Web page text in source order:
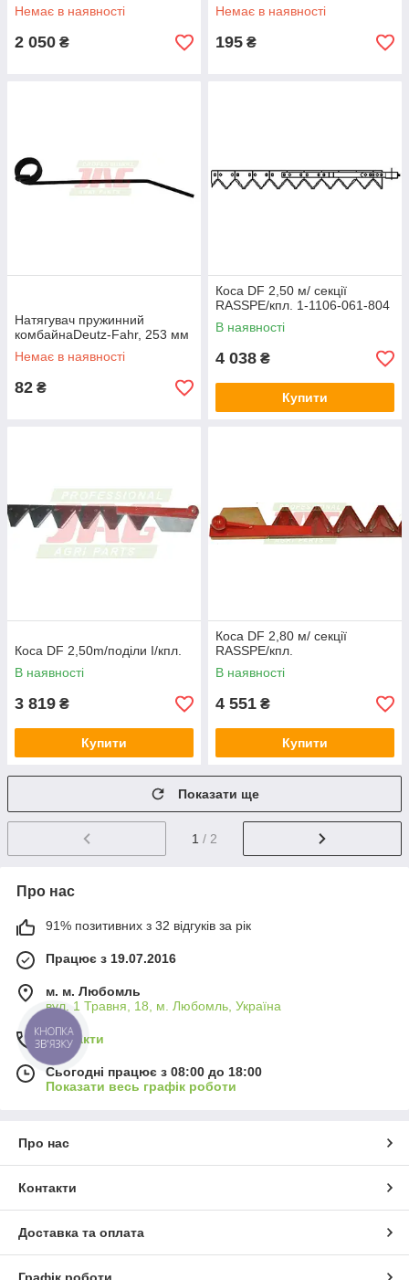
Немає в наявності
2 050 ₴
Немає в наявності
195 ₴
Натягувач пружинний
комбайнаDeutz-Fahr, 253 мм
Немає в наявності
82 ₴
Коса DF 2,50 м/ секції
RASSPE/кпл. 1-1106-061-804
В наявності
4 038 ₴
Купити
Коса DF 2,50m/поділи I/кпл.
В наявності
3 819 ₴
Купити
Коса DF 2,80 м/ секції
RASSPE/кпл.
В наявності
4 551 ₴
Купити
Показати ще
1 / 2
Про нас
91% позитивних з 32 відгуків за рік
Працює з 19.07.2016
м. м. Любомль
вул. 1 Травня, 18, м. Любомль, Україна
Контакти
Сьогодні працює з 08:00 до 18:00
Показати весь графік роботи
Про нас
Контакти
Доставка та оплата
КНОПКА
ЗВ'ЯЗКУ